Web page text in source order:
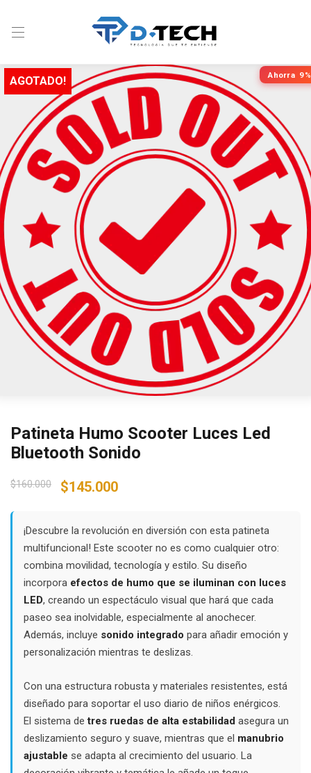
Ahorra 9%
AGOTADO!
Patineta Humo Scooter Luces Led
Bluetooth Sonido
$160.000
Original
$160.000.
$145.000Current
$145.000.
¡Descubre la revolución en diversión con esta patineta
multifuncional! Este scooter no es como cualquier otro:
combina movilidad, tecnología y estilo. Su diseño
incorpora efectos de humo que se iluminan con luces
LED, creando un espectáculo visual que hará que cada
paseo sea inolvidable, especialmente al anochecer.
Además, incluye sonido integrado para añadir emoción y
personalización mientras te deslizas.
Con una estructura robusta y materiales resistentes, está
diseñado para soportar el uso diario de niños enérgicos.
El sistema detres ruedas de alta estabilidad asegura un
deslizamiento seguro y suave, mientras que el manubrio
ajustable se adapta al crecimiento del usuario. La